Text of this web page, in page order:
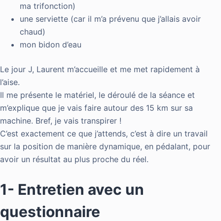
ma trifonction)
une serviette (car il m’a prévenu que j’allais avoir
chaud)
mon bidon d’eau
Le jour J, Laurent m’accueille et me met rapidement à
l’aise.
Il me présente le matériel, le déroulé de la séance et
m’explique que je vais faire autour des 15 km sur sa
machine. Bref, je vais transpirer !
C’est exactement ce que j’attends, c’est à dire un travail
sur la position de manière dynamique, en pédalant, pour
avoir un résultat au plus proche du réel.
1- Entretien avec un
questionnaire